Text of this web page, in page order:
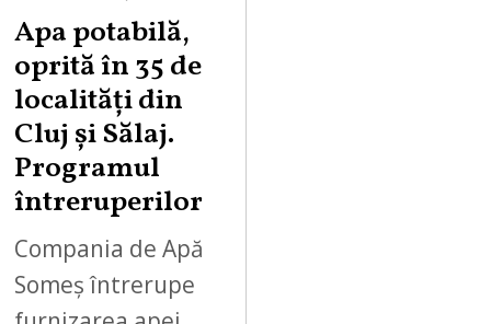
Apa potabilă,
oprită în 35 de
localități din
Cluj și Sălaj.
Programul
întreruperilor
Compania de Apă
Someș întrerupe